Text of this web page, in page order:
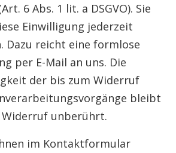
6 Abs. 1 lit. a DSGVO). Sie
Einwilligung jederzeit
Dazu reicht eine formlose
per E-Mail an uns. Die
der bis zum Widerruf
bleibt
unberührt.
im Kontaktformular